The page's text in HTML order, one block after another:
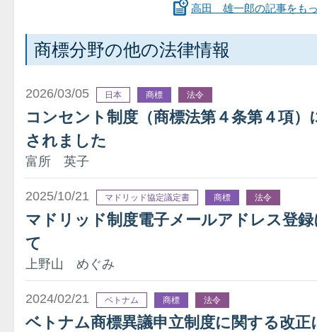
高田 雄一郎の記事をも
商標分野の他の法律情報
2026/03/05 日本 商標 法令
コンセント制度（商標法第４条第４項
されました
富所 英子
2025/10/21 マドリッド協定議定書 商標 法令
マドリッド制度電子メールアドレス登
て
上野山 めぐみ
2024/02/21 ベトナム 商標 法令
ベトナム商標異議申立制度に関する改正